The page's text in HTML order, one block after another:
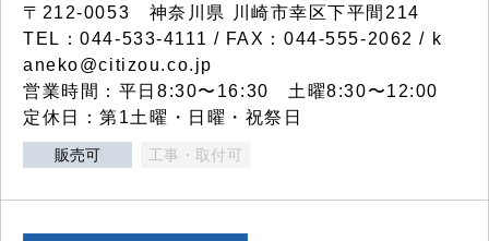
〒212-0053 神奈川県 川崎市幸区下平間214
TEL：044-533-4111 / FAX：044-555-2062 / k
aneko@citizou.co.jp
営業時間：平日8:30〜16:30 土曜8:30〜12:00
定休日：第1土曜・日曜・祝祭日
販売可 工事・取付可